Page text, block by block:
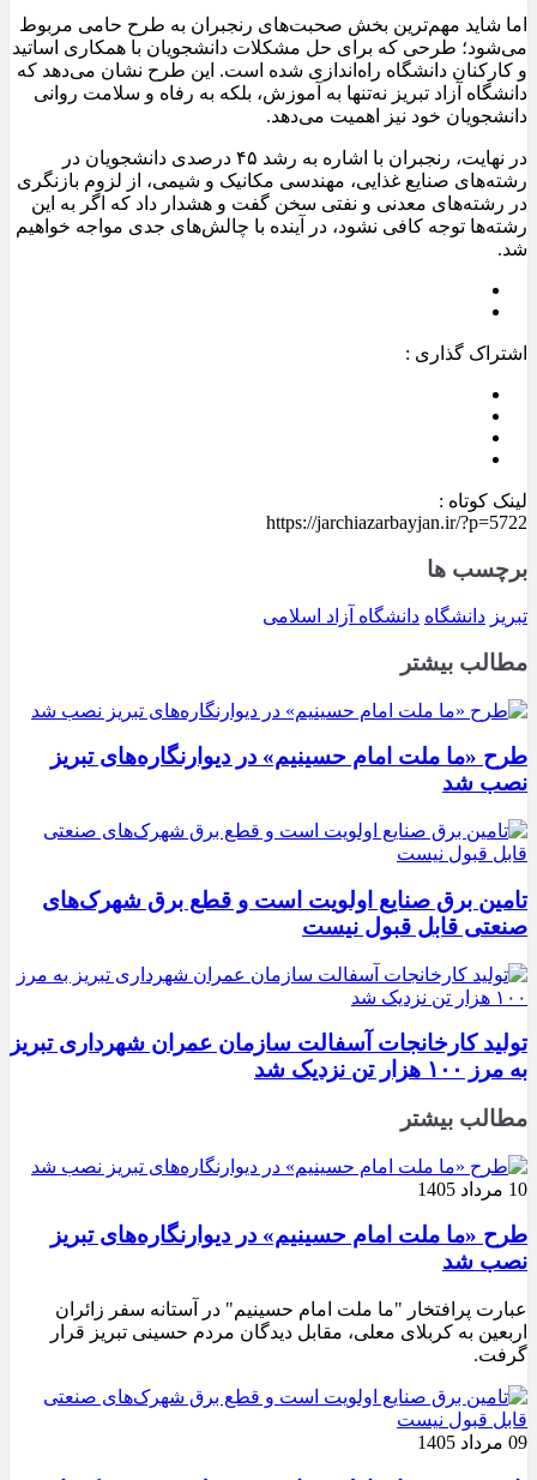
اما شاید مهم‌ترین بخش صحبت‌های رنجبران به طرح حامی مربوط
می‌شود؛ طرحی که برای حل مشکلات دانشجویان با همکاری اساتید
و کارکنان دانشگاه راه‌اندازی شده است. این طرح نشان می‌دهد که
دانشگاه آزاد تبریز نه‌تنها به آموزش، بلکه به رفاه و سلامت روانی
دانشجویان خود نیز اهمیت می‌دهد.
در نهایت، رنجبران با اشاره به رشد ۴۵ درصدی دانشجویان در
رشته‌های صنایع غذایی، مهندسی مکانیک و شیمی، از لزوم بازنگری
در رشته‌های معدنی و نفتی سخن گفت و هشدار داد که اگر به این
رشته‌ها توجه کافی نشود، در آینده با چالش‌های جدی مواجه خواهیم
شد.
اشتراک گذاری :
لینک کوتاه :
https://jarchiazarbayjan.ir/?p=5722
برچسب ها
تبریز دانشگاه دانشگاه آزاد اسلامی
مطالب بیشتر
طرح «ما ملت امام حسینیم» در دیوارنگاره‌های تبریز
نصب شد
تامین برق صنایع اولویت است و قطع برق شهرک‌های
صنعتی قابل قبول نیست
تولید کارخانجات آسفالت سازمان عمران شهرداری تبریز
به مرز ۱۰۰ هزار تن نزدیک شد
مطالب بیشتر
10 مرداد 1405
طرح «ما ملت امام حسینیم» در دیوارنگاره‌های تبریز
نصب شد
عبارت پرافتخار "ما ملت امام حسینیم" در آستانه سفر زائران
اربعین به کربلای معلی، مقابل دیدگان مردم حسینی تبریز قرار
گرفت.
09 مرداد 1405